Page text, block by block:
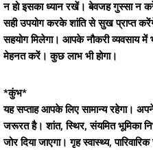
न हो इसका ध्यान रखें। बेवजह गुस्सा न
सही उपयोग करके शांति से सुख प्राप्त
सहयोग मिलेगा। आपके नौकरी व्यवसाय में
मेहनत करें। कुछ लाभ भी होगा।
*कुंभ*
यह सप्ताह आपके लिए सामान्य रहेगा।
जरूरत है। शांत, स्थिर, संयमित भूमिका
जोर दिया जाएगा। गृह स्वास्थ्य,